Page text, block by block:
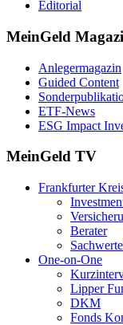
Editorial
MeinGeld
Anlegermagazin
Guided Content
ETF-News
ESG Impact
MeinGeld TV
Frankfurter
Berater
One-on-One
Lipper
DKM
Fonds